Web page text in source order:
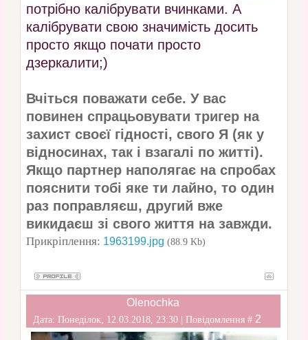
потрібно калібрувати вчинками. А
калібрувати свою значимість досить
просто якщо почати просто
дзеркалити;)
Вчіться поважати себе. У вас
повинен спрацьовувати тригер на
захист своєї гідності, свого Я (як у
відносинах, так і взагалі по житті).
Якщо партнер наполягає на спробах
пояснити тобі яке ти лайно, то один
раз поправляєш, другий вже
викидаєш зі свого життя на завжди.
Прикріплення: 1963199.jpg (88.9 Kb)
Olenochka
Дата: Понеділок, 12.03.2018, 23:30 | Повідомлення # 2